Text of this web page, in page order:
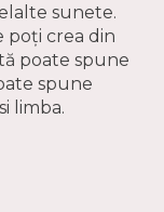
sunete.
poţi crea din
poate spune
spune
limba.